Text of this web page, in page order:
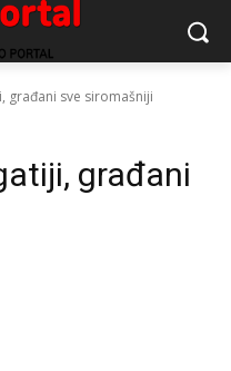
građani sve siromašniji
građani